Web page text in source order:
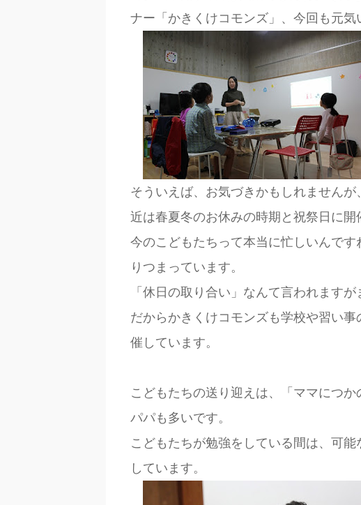
ナー「かきくけコモンズ」、今回も元気
そういえば、お気づきかもしれません
近は春夏冬のお休みの時期と祝祭日に開
今のこどもたちって本当に忙しいんで
りつまっています。
「休日の取り合い」なんて言われますが
だからかきくけコモンズも学校や習い
催しています。
こどもたちの送り迎えは、「ママにつ
パパも多いです。
こどもたちが勉強をしている間は、可
しています。